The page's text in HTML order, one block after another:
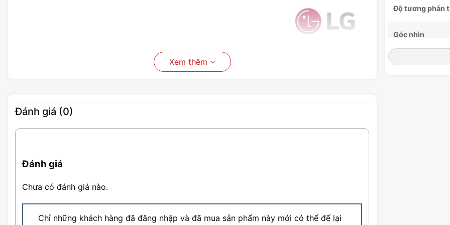
Xem thêm
Đánh giá (0)
Đánh giá
Chưa có đánh giá nào.
Chỉ những khách hàng đã đăng nhập và đã mua sản phẩm này mới có thể để lại
Độ tương phản
Góc nhìn